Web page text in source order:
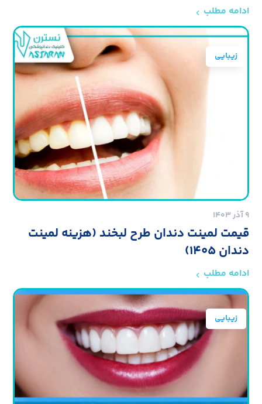
ادامه مطلب
زیبایی
۹ آذر ۱۴۰۳
قیمت لمینت دندان طرح لبخند (هزینه لمینت
دندان ۱۴۰۵)
ادامه مطلب
زیبایی